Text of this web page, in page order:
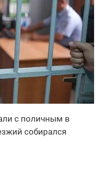
с поличным в
собирался